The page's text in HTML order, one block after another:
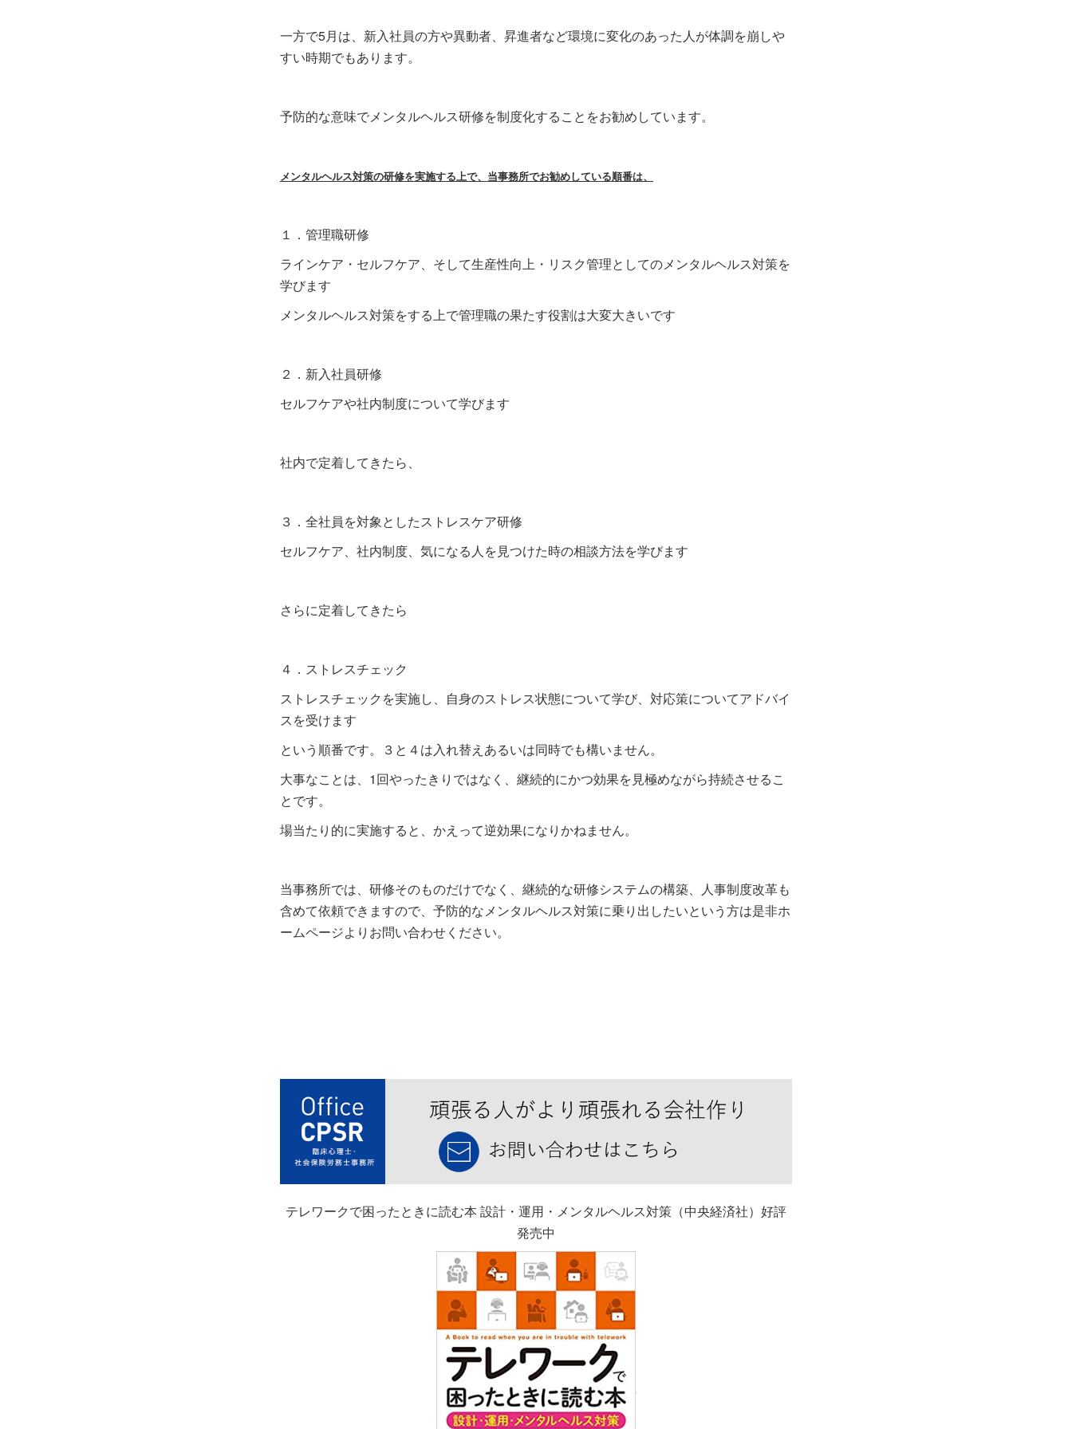
一方で5月は、新入社員の方や異動者、昇進者など環境に変化のあった人が体調を崩しや
すい時期でもあります。
予防的な意味でメンタルヘルス研修を制度化することをお勧めしています。
メンタルヘルス対策の研修を実施する上で、当事務所でお勧めしている順番は、
１．管理職研修
ラインケア・セルフケア、そして生産性向上・リスク管理としてのメンタルヘルス対策を
学びます
メンタルヘルス対策をする上で管理職の果たす役割は大変大きいです
２．新入社員研修
セルフケアや社内制度について学びます
社内で定着してきたら、
３．全社員を対象としたストレスケア研修
セルフケア、社内制度、気になる人を見つけた時の相談方法を学びます
さらに定着してきたら
４．ストレスチェック
ストレスチェックを実施し、自身のストレス状態について学び、対応策についてアドバイ
スを受けます
という順番です。３と４は入れ替えあるいは同時でも構いません。
大事なことは、1回やったきりではなく、継続的にかつ効果を見極めながら持続させるこ
とです。
場当たり的に実施すると、かえって逆効果になりかねません。
当事務所では、研修そのものだけでなく、継続的な研修システムの構築、人事制度改革も
含めて依頼できますので、予防的なメンタルヘルス対策に乗り出したいという方は是非ホ
ームページよりお問い合わせください。
テレワークで困ったときに読む本 設計・運用・メンタルヘルス対策（中央経済社）好評
発売中